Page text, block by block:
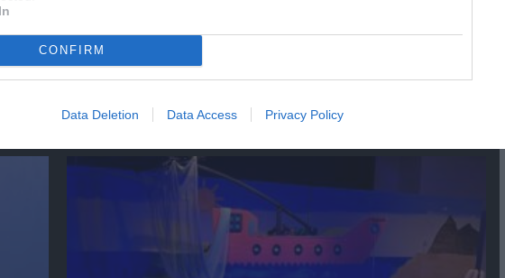
CONFIRM
Data Deletion Data Access Privacy Policy
το Culturenow.gr
Σχετικά Άρθρα